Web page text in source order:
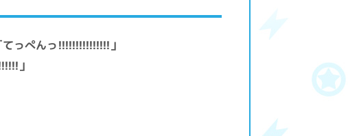
っぺんっ!!!!!!!!!!!!!!!」
」